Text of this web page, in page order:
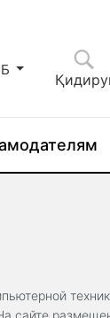
сайте